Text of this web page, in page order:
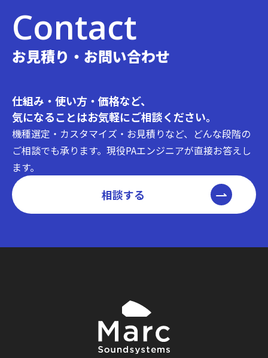
Contact
お見積り・お問い合わせ
仕組み・使い方・価格など、
気になることはお気軽にご相談ください。
機種選定・カスタマイズ・お見積りなど、どんな段階の
ご相談でも承ります。現役PAエンジニアが直接お答えし
ます。
相談する